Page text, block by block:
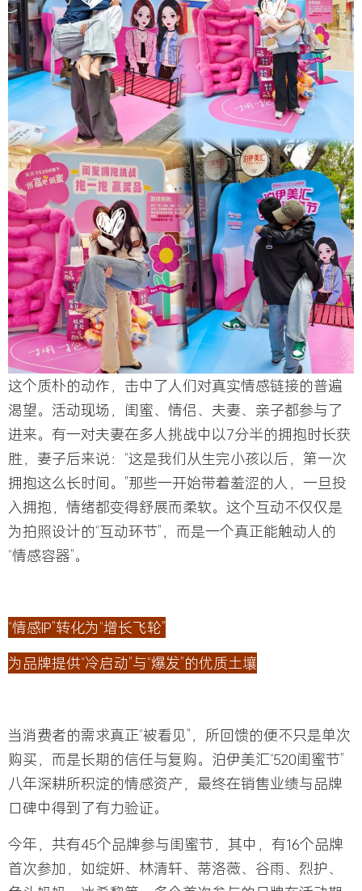
这个质朴的动作，击中了人们对真实情感链接的普遍
渴望。活动现场，闺蜜、情侣、夫妻、亲子都参与了
进来。有一对夫妻在多人挑战中以7分半的拥抱时长获
胜，妻子后来说：“这是我们从生完小孩以后，第一次
拥抱这么长时间。”那些一开始带着羞涩的人，一旦投
入拥抱，情绪都变得舒展而柔软。这个互动不仅仅是
为拍照设计的“互动环节”，而是一个真正能触动人的
“情感容器”。
“情感IP”转化为“增长飞轮”
为品牌提供“冷启动”与“爆发”的优质土壤
当消费者的需求真正“被看见”，所回馈的便不只是单次
购买，而是长期的信任与复购。泊伊美汇“520闺蜜节”
八年深耕所积淀的情感资产，最终在销售业绩与品牌
口碑中得到了有力验证。
今年， 共有45个品牌参与闺蜜节，其中， 有16个品牌
首次参加，如绽妍、林清轩、蒂洛薇、谷雨、烈护、